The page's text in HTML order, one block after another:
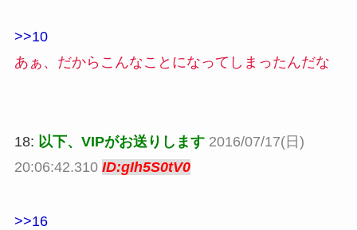
>>10
あぁ、だからこんなことになってしまったんだな
18: 以下、VIPがお送りします 2016/07/17(日)
20:06:42.310 ID:gIh5S0tV0
>>16